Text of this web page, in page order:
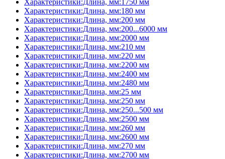
Характеристики:Длина, мм:1750 мм
Характеристики:Длина, мм:180 мм
Характеристики:Длина, мм:200 мм
Характеристики:Длина, мм:200...6000 мм
Характеристики:Длина, мм:2000 мм
Характеристики:Длина, мм:210 мм
Характеристики:Длина, мм:220 мм
Характеристики:Длина, мм:2200 мм
Характеристики:Длина, мм:2400 мм
Характеристики:Длина, мм:2480 мм
Характеристики:Длина, мм:25 мм
Характеристики:Длина, мм:250 мм
Характеристики:Длина, мм:250...500 мм
Характеристики:Длина, мм:2500 мм
Характеристики:Длина, мм:260 мм
Характеристики:Длина, мм:2600 мм
Характеристики:Длина, мм:270 мм
Характеристики:Длина, мм:2700 мм